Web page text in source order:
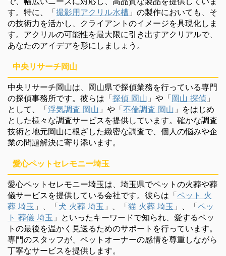
す。特に、「撮影用アクリル水槽 」の製作においても、そ
の技術力を活かし、クライアントのイメージを具現化しま
す。アクリルの可能性を最大限に引き出すアクリアルで、
あなたのアイデアを形にしましょう。
中央リサーチ岡山
中央リサーチ岡山は、岡山県で探偵業務を行っている専門
の探偵事務所です。彼らは「探偵 岡山 」や「岡山 探偵 」
として、「浮気調査 岡山 」や「不倫調査 岡山 」をはじめ
とした様々な調査サービスを提供しています。確かな調査
技術と地元岡山に根ざした緻密な調査で、個人の悩みや企
業の問題解決に寄り添います。
愛心ペットセレモニー埼玉
愛心ペットセレモニー埼玉は、埼玉県でペットの火葬や葬
儀サービスを提供している会社です。彼らは「ペット 火
葬 埼玉 」、「犬 火葬 埼玉 」、「猫 火葬 埼玉 」、「ペッ
ト 葬儀 埼玉 」といったキーワードで知られ、愛するペッ
トの最後を温かく見送るためのサポートを行っています。
専門のスタッフが、ペットオーナーの感情を尊重しながら
丁寧なサービスを提供します。